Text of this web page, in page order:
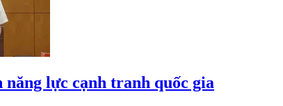
lực cạnh tranh quốc gia